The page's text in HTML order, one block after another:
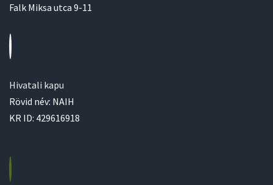
Falk Miksa utca 9-11
Hivatali kapu
Rövid név: NAIH
KR ID: 429616918